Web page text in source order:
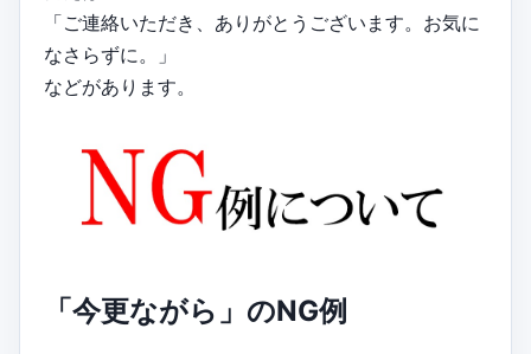
「ご連絡いただき、ありがとうございます。お気に
なさらずに。」
などがあります。
「今更ながら」のNG例